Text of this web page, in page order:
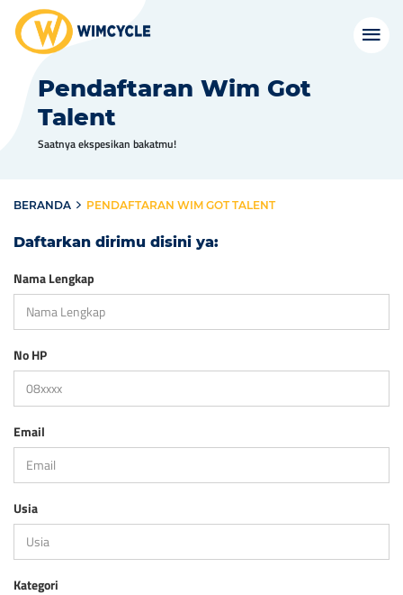
Pendaftaran Wim Got
Talent
Saatnya ekspesikan bakatmu!
BERANDA PENDAFTARAN WIM GOT TALENT
Daftarkan dirimu disini ya:
Nama Lengkap
No HP
Email
Usia
Kategori